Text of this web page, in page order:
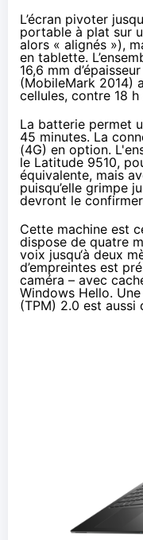
L’écran pivoter
portable à plat sur
alors « alignés »),
en tablette.
16,6 mm
(MobileMark 2014)
cellules, contre 18
La batterie permet
45 minutes. La
(4G) en option.
le Latitude 9510,
équivalente, mais
puisqu’elle grimpe
devront le
Cette machine est
dispose de quatre
voix jusqu‘à deux
d’empreintes est
caméra – avec
Windows Hello.
(TPM) 2.0 est aussi